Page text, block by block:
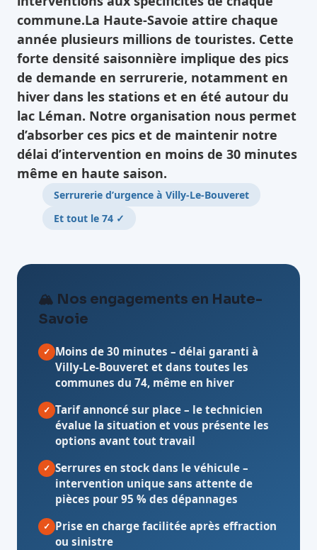
commune.La Haute-Savoie attire chaque
année plusieurs millions de touristes. Cette
forte densité saisonnière implique des pics
de demande en serrurerie, notamment en
hiver dans les stations et en été autour du
lac Léman. Notre organisation nous permet
d’absorber ces pics et de maintenir notre
délai d’intervention en moins de 30 minutes
même en haute saison.
Serrurerie d’urgence à Villy-Le-Bouveret
Et tout le 74 ✓
🏔️ Nos engagements en Haute-
Savoie
✓ Moins de 30 minutes – délai garanti à
Villy-Le-Bouveret et dans toutes les
communes du 74, même en hiver
✓ Tarif annoncé sur place – le technicien
évalue la situation et vous présente les
options avant tout travail
✓ Serrures en stock dans le véhicule –
intervention unique sans attente de
pièces pour 95 % des dépannages
✓ Prise en charge facilitée après effraction
ou sinistre